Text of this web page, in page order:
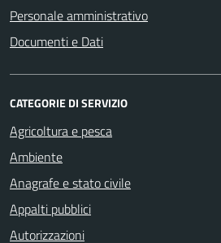
Personale amministrativo
Documenti e Dati
CATEGORIE DI SERVIZIO
Agricoltura e pesca
Ambiente
Anagrafe e stato civile
Appalti pubblici
Autorizzazioni